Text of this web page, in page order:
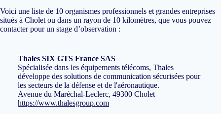
Voici une liste de 10 organismes professionnels et grandes entreprises
situés à Cholet ou dans un rayon de 10 kilomètres, que vous pouvez
contacter pour un stage d’observation :
Thales SIX GTS France SAS
Spécialisée dans les équipements télécoms, Thales
développe des solutions de communication sécurisées pour
les secteurs de la défense et de l'aéronautique.
Avenue du Maréchal-Leclerc, 49300 Cholet
https://www.thalesgroup.com